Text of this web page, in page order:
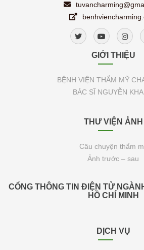
GIỚI THIỆU
BỆNH VIỆN THẨM MỸ
BÁC SĨ NGUYỄN
THƯ VIỆN ẢNH
Câu chuyện thẩm
Ảnh trước – sau
CỔNG THÔNG TIN ĐIỆN TỬ
HỒ CHÍ MINH
DỊCH VỤ